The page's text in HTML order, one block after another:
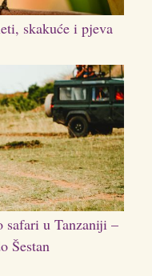
skakuće i pjeva
u Tanzaniji –
Šestan